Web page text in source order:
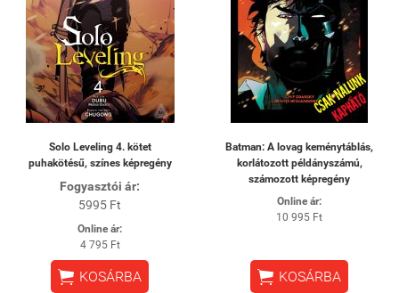
Solo Leveling 4. kötet
puhakötésű, színes képregény
Fogyasztói ár:
5995 Ft
Online ár:
4 795 Ft
 KOSÁRBA
Batman: A lovag keménytáblás,
korlátozott példányszámú,
számozott képregény
Online ár:
10 995 Ft
 KOSÁRBA